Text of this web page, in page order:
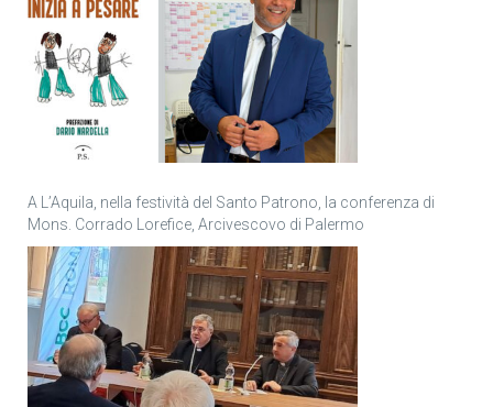
A L’Aquila, nella festività del Santo Patrono, la conferenza di
Mons. Corrado Lorefice, Arcivescovo di Palermo